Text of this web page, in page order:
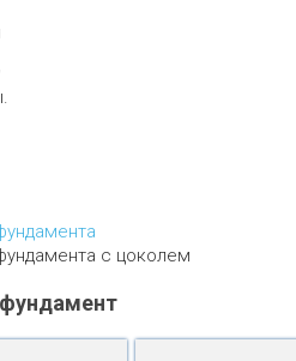
с цоколем
фундамент